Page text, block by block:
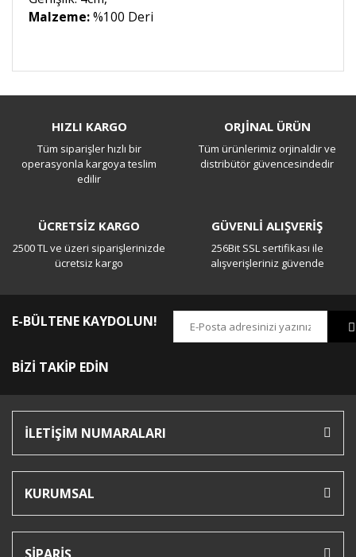
Malzeme:%100 Deri
Yorum Yaz
HIZLI KARGO
Tüm siparişler hızlı bir
operasyonla kargoya teslim
edilir
ORJİNAL ÜRÜN
Tüm ürünlerimiz orjinaldir ve
distribütör güvencesindedir
ÜCRETSİZ KARGO
2500 TL ve üzeri siparişlerinizde
ücretsiz kargo
GÜVENLİ ALIŞVERİŞ
256Bit SSL sertifikası ile
alışverişleriniz güvende
E-BÜLTENE KAYDOLUN!
BİZİ TAKİP EDİN
İLETİŞİM NUMARALARI
KURUMSAL